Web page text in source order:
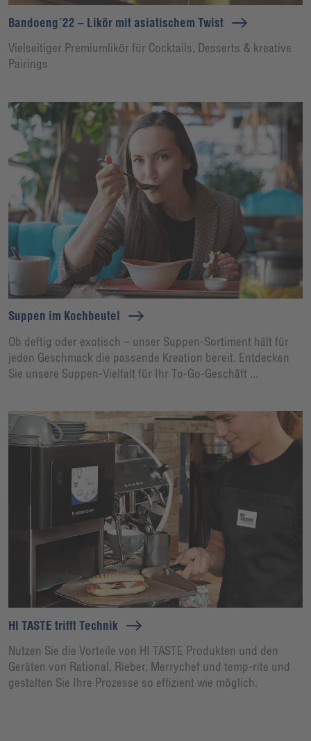
Bandoeng´22 – Likör mit asiatischem Twist
Vielseitiger Premiumlikör für Cocktails, Desserts & kreative
Pairings
Suppen im Kochbeutel
Ob deftig oder exotisch – unser Suppen-Sortiment hält für
jeden Geschmack die passende Kreation bereit. Entdecken
Sie unsere Suppen-Vielfalt für Ihr To-Go-Geschäft ...
HI TASTE trifft Technik
Nutzen Sie die Vorteile von HI TASTE Produkten und den
Geräten von Rational, Rieber, Merrychef und temp-rite und
gestalten Sie Ihre Prozesse so effizient wie möglich.